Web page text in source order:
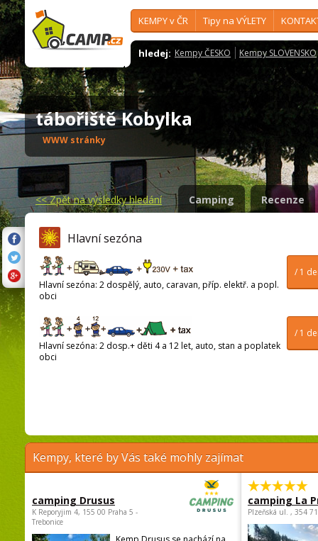
KEMPY v ČR Tipy na VÝLETY
hledej: Kempy ČESKO Kempy SLOVENSKO
tábořiště Kobylka
WWW stránky
<<Zpět na výsledky hledání Camping Recenze
Hlavní sezóna
/ 1
Hlavní sezóna: 2 dospělý, auto, caravan, příp. elektř. a popl.
obci
/ 1
Hlavní sezóna: 2 dosp.+ děti 4 a 12 let, auto, stan a poplatek
obci
Kempy, které by Vás také mohly zajímat
camping Drusus
K Reporyjim 4, 155 00 Praha 5 -
Trebonice
camping La
Plzeňská ul. , 354